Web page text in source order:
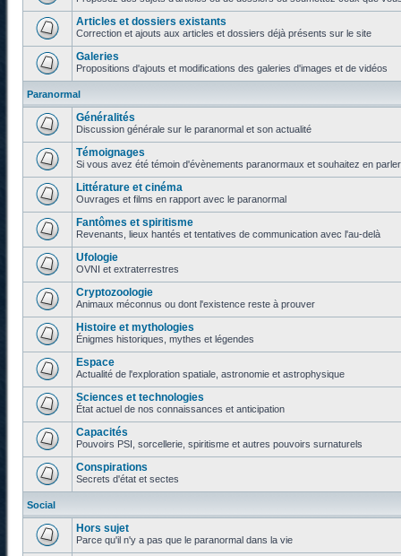
Articles et dossiers existants
Correction et ajouts aux articles et dossiers déjà présents sur le site
Galeries
Propositions d'ajouts et modifications des galeries d'images et de vidéos
Paranormal
Généralités
Discussion générale sur le paranormal et son actualité
Témoignages
Si vous avez été témoin d'évènements paranormaux et souhaitez en
Littérature et cinéma
Ouvrages et films en rapport avec le paranormal
Fantômes et spiritisme
Revenants, lieux hantés et tentatives de communication avec l'au-delà
Ufologie
OVNI et extraterrestres
Cryptozoologie
Animaux méconnus ou dont l'existence reste à prouver
Histoire et mythologies
Énigmes historiques, mythes et légendes
Espace
Actualité de l'exploration spatiale, astronomie et astrophysique
Sciences et technologies
État actuel de nos connaissances et anticipation
Capacités
Pouvoirs PSI, sorcellerie, spiritisme et autres pouvoirs surnaturels
Conspirations
Secrets d'état et sectes
Social
Hors sujet
Parce qu'il n'y a pas que le paranormal dans la vie